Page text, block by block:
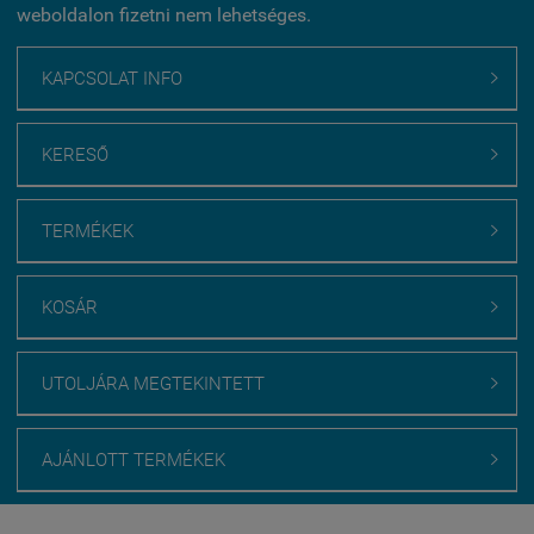
weboldalon fizetni nem lehetséges.
KAPCSOLAT INFO 
KERESŐ 
TERMÉKEK 
KOSÁR 
UTOLJÁRA MEGTEKINTETT 
AJÁNLOTT TERMÉKEK 